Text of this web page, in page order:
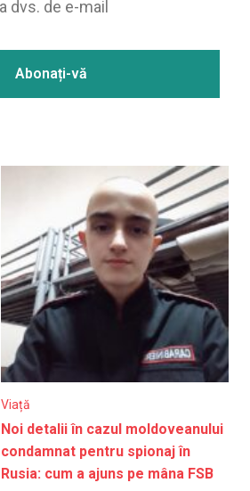
Viață
Noi detalii în cazul moldoveanului
condamnat pentru spionaj în
Rusia: cum a ajuns pe mâna FSB